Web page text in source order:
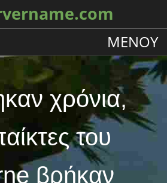
ΜΕΝΟΎ
χρόνια,
του
βρήκαν